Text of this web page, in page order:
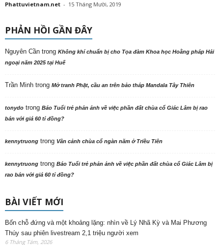
Phattuvietnam.net - 15 Tháng Mười, 2019
PHẢN HỒI GẦN ĐÂY
Nguyên Cần trong Không khí chuẩn bị cho Tọa đàm Khoa học Hoằng pháp Hải
ngoại năm 2025 tại Huế
Trần Minh trong Mở tranh Phật, cầu an trên bảo tháp Mandala Tây Thiên
tonydo trong Báo Tuổi trẻ phản ảnh về việc phần đất chùa cổ Giác Lâm bị rao
bán với giá 60 tỉ đồng?
kennytruong trong Vãn cảnh chùa cổ ngàn năm ở Triều Tiên
kennytruong trong Báo Tuổi trẻ phản ảnh về việc phần đất chùa cổ Giác Lâm bị
rao bán với giá 60 tỉ đồng?
BÀI VIẾT MỚI
Bốn chỗ đứng và một khoảng lặng: nhìn về Lý Nhã Kỳ và Mai Phương
Thúy sau phiên livestream 2,1 triệu người xem
6 Tháng Tám, 2026